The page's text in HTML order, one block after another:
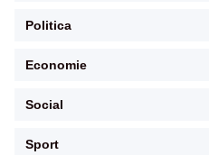
Politica
Economie
Social
Sport